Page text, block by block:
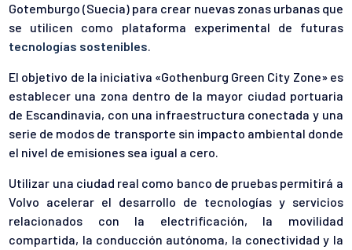
Gotemburgo (Suecia) para crear nuevas zonas urbanas que
se utilicen como plataforma experimental de futuras
tecnologías sostenibles.
El objetivo de la iniciativa «Gothenburg Green City Zone» es
establecer una zona dentro de la mayor ciudad portuaria
de Escandinavia, con una infraestructura conectada y una
serie de modos de transporte sin impacto ambiental donde
el nivel de emisiones sea igual a cero.
Utilizar una ciudad real como banco de pruebas permitirá a
Volvo acelerar el desarrollo de tecnologías y servicios
relacionados con la electrificación, la movilidad
compartida, la conducción autónoma, la conectividad y la